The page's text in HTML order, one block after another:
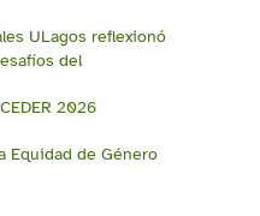
ULagos reflexionó
del
2026
Equidad de Género